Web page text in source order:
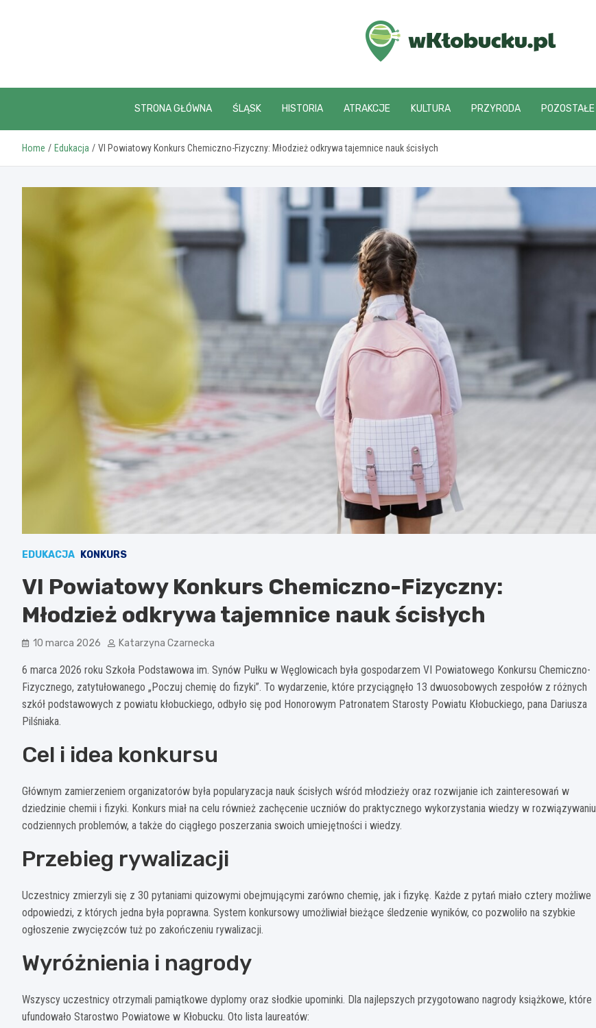
wKlobucku.pl
STRONA GŁÓWNA ŚLĄSK HISTORIA ATRAKCJE KULTURA PRZYRODA POZOSTAŁE
Home Edukacja VI Powiatowy Konkurs Chemiczno-Fizyczny: Młodzież odkrywa tajemnice nauk ścisłych
EDUKACJA KONKURS
VI Powiatowy Konkurs Chemiczno-Fizyczny:
Młodzież odkrywa tajemnice nauk ścisłych
10 marca 2026 Katarzyna Czarnecka
6 marca 2026 roku Szkoła Podstawowa im. Synów Pułku w Węglowicach była gospodarzem VI Powiatowego Konkursu Chemiczno-
Fizycznego, zatytułowanego „Poczuj chemię do fizyki”. To wydarzenie, które przyciągnęło 13 dwuosobowych zespołów z różnych
szkół podstawowych z powiatu kłobuckiego, odbyło się pod Honorowym Patronatem Starosty Powiatu Kłobuckiego, pana Dariusza
Pilśniaka.
Cel i idea konkursu
Głównym zamierzeniem organizatorów była popularyzacja nauk ścisłych wśród młodzieży oraz rozwijanie ich zainteresowań w
dziedzinie chemii i fizyki. Konkurs miał na celu również zachęcenie uczniów do praktycznego wykorzystania wiedzy w rozwiązywaniu
codziennych problemów, a także do ciągłego poszerzania swoich umiejętności i wiedzy.
Przebieg rywalizacji
Uczestnicy zmierzyli się z 30 pytaniami quizowymi obejmującymi zarówno chemię, jak i fizykę. Każde z pytań miało cztery możliwe
odpowiedzi, z których jedna była poprawna. System konkursowy umożliwiał bieżące śledzenie wyników, co pozwoliło na szybkie
ogłoszenie zwycięzców tuż po zakończeniu rywalizacji.
Wyróżnienia i nagrody
Wszyscy uczestnicy otrzymali pamiątkowe dyplomy oraz słodkie upominki. Dla najlepszych przygotowano nagrody książkowe, które
ufundowało Starostwo Powiatowe w Kłobucku. Oto lista laureatów: